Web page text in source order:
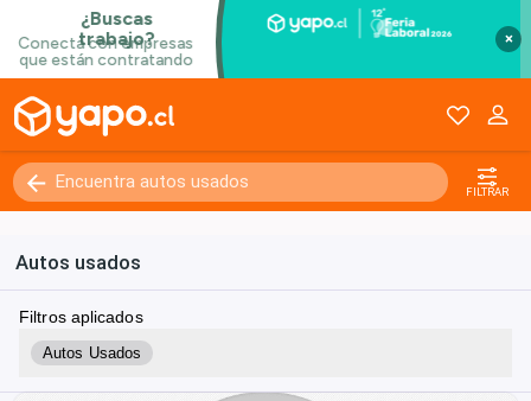
×
FILTRAR
Autos usados
Filtros aplicados
Autos Usados